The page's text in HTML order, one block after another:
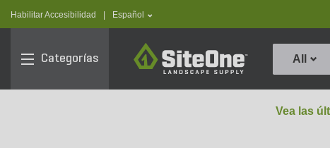
Habilitar Accesibilidad text.language
Español
Categorías
SiteOne
All
Vea las